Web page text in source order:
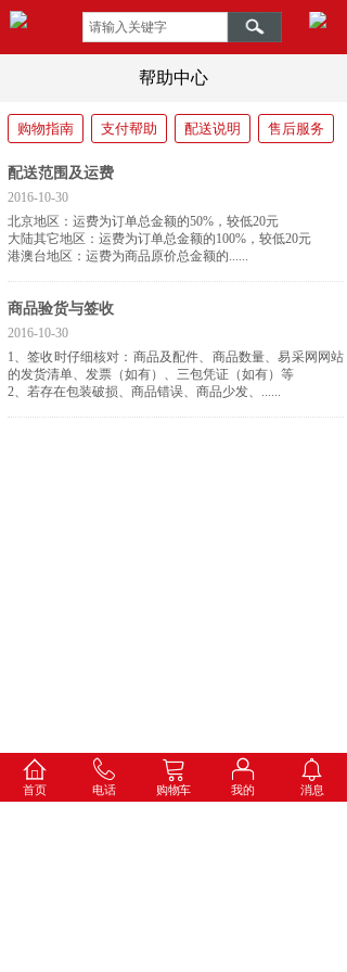
帮助中心
购物指南 支付帮助 配送说明 售后服务
配送范围及运费
2016-10-30
北京地区：运费为订单总金额的50%，较低20元
大陆其它地区：运费为订单总金额的100%，较低20元
港澳台地区：运费为商品原价总金额的......
商品验货与签收
2016-10-30
1、签收时仔细核对：商品及配件、商品数量、易采网网站
的发货清单、发票（如有）、三包凭证（如有）等
2、若存在包装破损、商品错误、商品少发、......
首页 电话 购物车 我的 消息